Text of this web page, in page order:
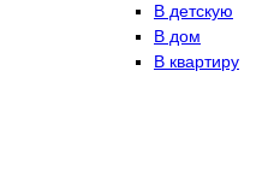
В детскую
В дом
В квартиру